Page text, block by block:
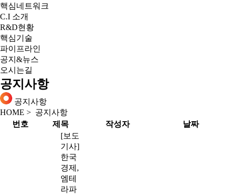
핵심네트워크
C.I 소개
R&D현황
핵심기술
파이프라인
공지&뉴스
오시는길
공지사항
공지사항
HOME > 공지사항
번호
제목 작성자 날짜
[보도
기사]
한국
경제,
엠테
라파